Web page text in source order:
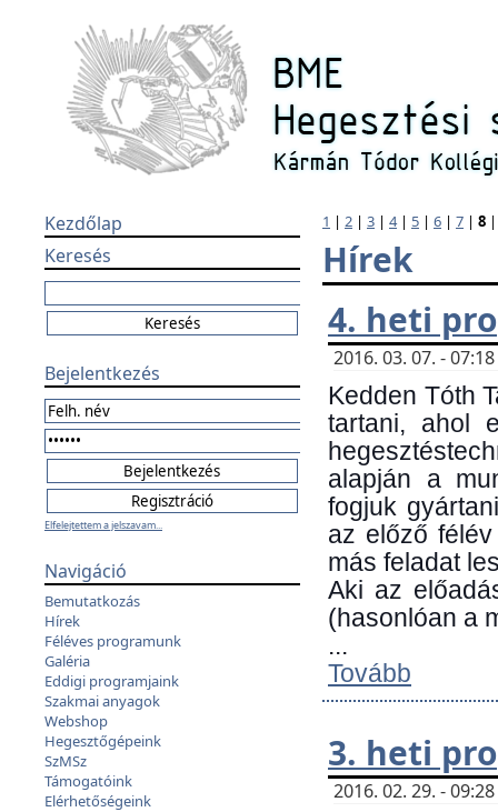
Kezdőlap
Keresés
Bejelentkezés
Elfelejtettem a jelszavam...
Navigáció
Bemutatkozás
Hírek
Féléves programunk
Galéria
Eddigi programjaink
Szakmai anyagok
Webshop
Hegesztőgépeink
SzMSz
Támogatóink
Elérhetőségeink
1 | 2 | 3 | 4| 5 | 6 | 7 | 8
Hírek
4. heti
2016. 03. 07. -
Kedden Tóth
tartani, ahol
alapján a
fogjuk
az előző
más feladat
Aki az
(hasonlóan a
...
Tovább
3. heti
2016. 02. 29. -